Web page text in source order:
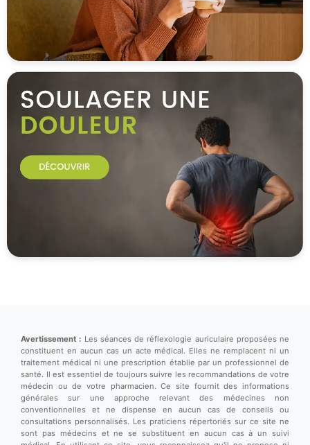
Avertissement : Les séances de réflexologie auriculaire proposées ne
constituent en aucun cas un acte médical. Elles ne remplacent ni un
traitement médical ni une prescription établie par un professionnel de
santé. Il est essentiel de toujours suivre les recommandations de votre
médecin ou de votre pharmacien. Ce site fournit des informations
générales sur une approche relevant des médecines non
conventionnelles et ne dispense en aucun cas de conseils ou
consultations personnalisés. Les praticiens répertoriés sur ce site ne
sont pas médecins et ne se substituent en aucun cas à un suivi